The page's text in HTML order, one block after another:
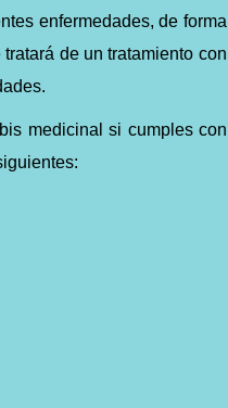
enfermedades, de forma
de un tratamiento con
medicinal si cumples con